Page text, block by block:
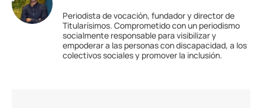
Periodista de vocación, fundador y director de
Titularísimos. Comprometido con un periodismo
socialmente responsable para visibilizar y
empoderar a las personas con discapacidad, a los
colectivos sociales y promover la inclusión.